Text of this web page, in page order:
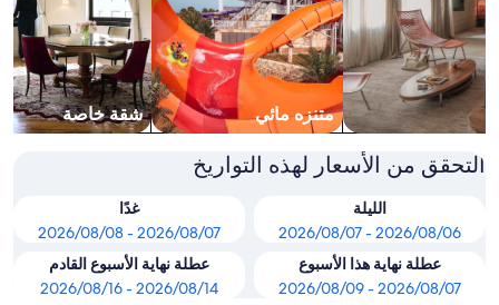
متنزه مائي شقة خاصة
التحقق من الأسعار لهذه التواريخ
الليلة
2026/08/06 - 2026/08/07
غدًا
2026/08/07 - 2026/08/08
عطلة نهاية هذا الأسبوع
2026/08/07 - 2026/08/09
عطلة نهاية الأسبوع القادم
2026/08/14 - 2026/08/16